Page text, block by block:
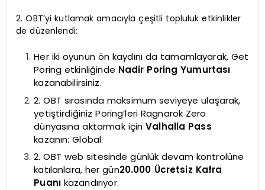
2. OBT’yi kutlamak amacıyla çeşitli topluluk etkinlikler
de düzenlendi:
Her iki oyunun ön kaydını da tamamlayarak, Get
Poring etkinliğinde Nadir Poring Yumurtası
kazanabilirsiniz.
2. OBT sırasında maksimum seviyeye ulaşarak,
yetiştirdiğiniz Poring’leri Ragnarok Zero
dünyasına aktarmak içinValhalla Pass
kazanın: Global.
2. OBT web sitesinde günlük devam kontrolüne
katılanlara, her gün20.000 Ücretsiz Kafra
Puanıkazandırıyor.